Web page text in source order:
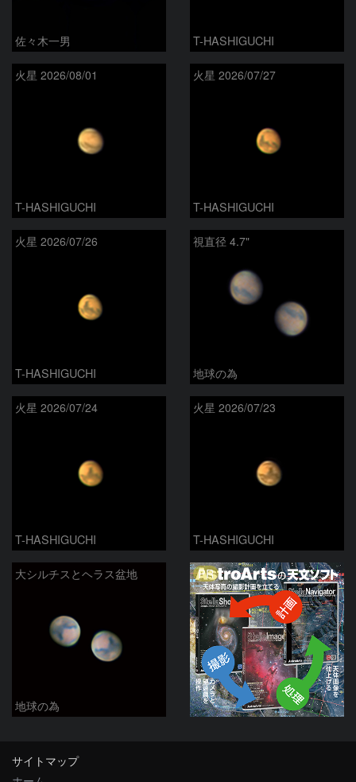
佐々木一男 T-HASHIGUCHI
火星 2026/08/01
T-HASHIGUCHI
火星 2026/07/27
T-HASHIGUCHI
火星 2026/07/26
T-HASHIGUCHI
視直径 4.7"
地球の為
火星 2026/07/24
T-HASHIGUCHI
火星 2026/07/23
T-HASHIGUCHI
大シルチスとヘラス盆地
地球の為
PR
サイトマップ